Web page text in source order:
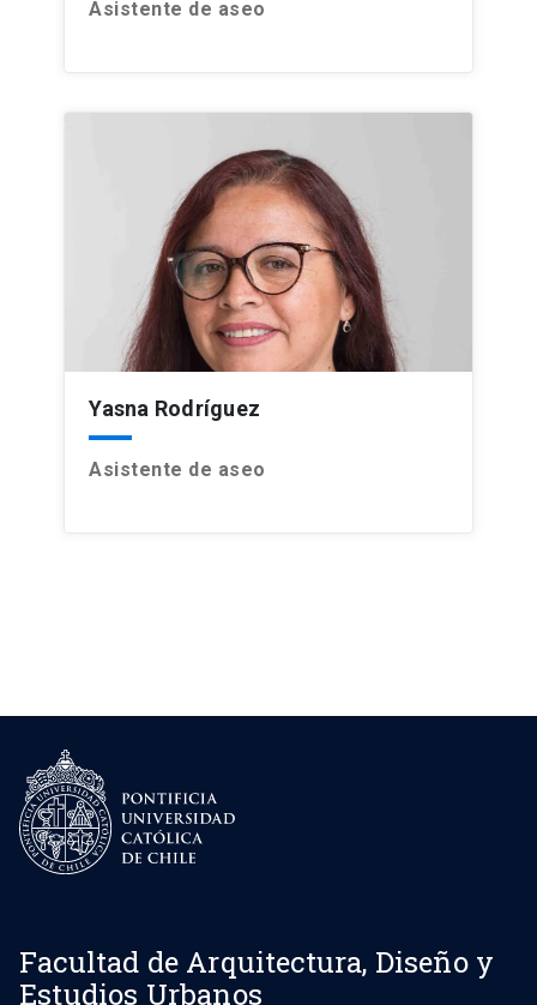
Asistente de aseo
Yasna Rodríguez
Asistente de aseo
Facultad de Arquitectura, Diseño y
Estudios Urbanos